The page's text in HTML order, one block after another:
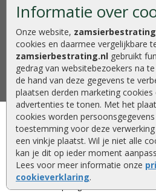
Informatie over
Onze website,
cookies en daarmee vergelijkbare
zamsierbestrating.nl gebruikt
gedrag van websitebezoekers na
de hand van deze gegevens te
plaatsen derden marketing
advertenties te tonen. Met het
cookies worden
toestemming voor deze
een vinkje plaatst. Wil je niet alle
kan je dit op ieder moment
Lees voor meer informatie onze
cookieverklaring.
Klantenservice
Contact
Over ZAM
Volg